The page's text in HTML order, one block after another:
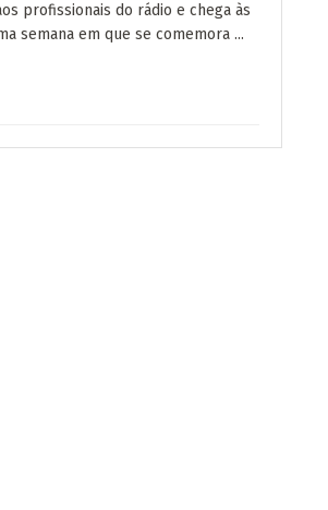
profissionais do rádio e chega às
semana em que se comemora ...